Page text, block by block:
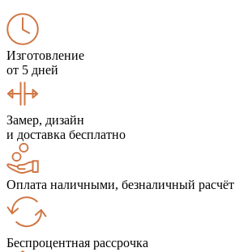
Изготовление
от 5 дней
Замер, дизайн
и доставка бесплатно
Оплата наличными, безналичный расчёт
Беспроцентная рассрочка